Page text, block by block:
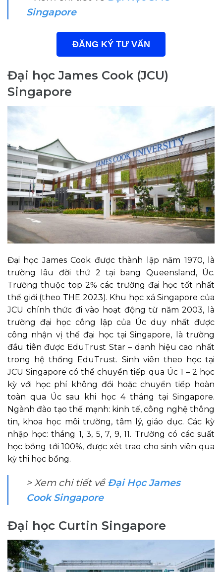
Singapore
ĐĂNG KÝ TƯ VẤN
Đại học James Cook (JCU)
Singapore
Đại học James Cook được thành lập năm 1970, là
trường lâu đời thứ 2 tại bang Queensland, Úc.
Trường thuộc top 2% các trường đại học tốt nhất
thế giới (theo THE 2023). Khu học xá Singapore của
JCU chính thức đi vào hoạt động từ năm 2003, là
trường đại học công lập của Úc duy nhất được
công nhận vị thế đại học tại Singapore, là trường
đầu tiên được EduTrust Star – danh hiệu cao nhất
trong hệ thống EduTrust. Sinh viên theo học tại
JCU Singapore có thể chuyển tiếp qua Úc 1 – 2 học
kỳ với học phí không đổi hoặc chuyển tiếp hoàn
toàn qua Úc sau khi học 4 tháng tại Singapore.
Ngành đào tạo thế mạnh: kinh tế, công nghệ thông
tin, khoa học môi trường, tâm lý, giáo dục. Các kỳ
nhập học: tháng 1, 3, 5, 7, 9, 11. Trường có các suất
học bổng tới 100%, được xét trao cho sinh viên qua
kỳ thi học bổng.
> Xem chi tiết về Đại Học James
Cook Singapore
Đại học Curtin Singapore